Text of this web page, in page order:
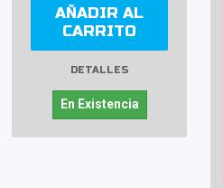
AÑADIR AL
CARRITO
DETALLES
En Existencia